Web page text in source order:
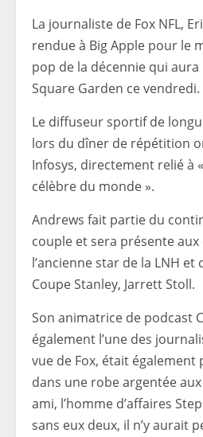
La journaliste de Fox NFL,
rendue à Big Apple pour le
pop de la décennie qui
Square Garden ce vendredi.
Le diffuseur sportif de
lors du dîner de répétition
Infosys, directement relié à
célèbre du monde ».
Andrews fait partie du
couple et sera présente
l’ancienne star de la LNH et
Coupe Stanley, Jarrett Stoll.
Son animatrice de podcast
également l’une des
vue de Fox, était
dans une robe argentée
ami, l’homme d’affaires
sans eux deux, il n’y aurait